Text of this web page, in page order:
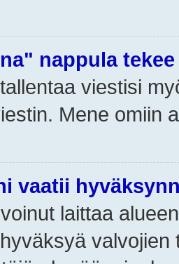
nappula
viestisi
Mene omiin
vaatii
laittaa